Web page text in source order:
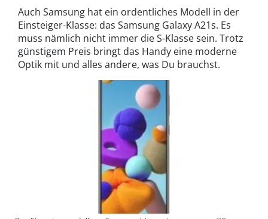
Auch Samsung hat ein ordentliches Modell in der
Einsteiger-Klasse: das Samsung Galaxy A21s. Es
muss nämlich nicht immer die S-Klasse sein. Trotz
günstigem Preis bringt das Handy eine moderne
Optik mit und alles andere, was Du brauchst.